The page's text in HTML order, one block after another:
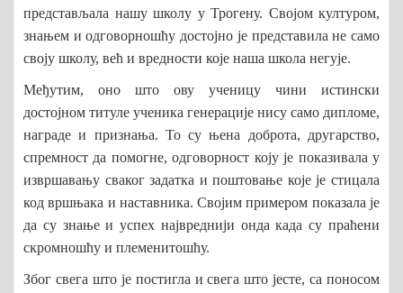
представљала нашу школу у Трогену. Својом културом,
знањем и одговорношћу достојно је представила не само
своју школу, већ и вредности које наша школа негује.
Међутим, оно што ову ученицу чини истински
достојном титуле ученика генерације нису само дипломе,
награде и признања. То су њена доброта, другарство,
спремност да помогне, одговорност коју је показивала у
извршавању сваког задатка и поштовање које је стицала
код вршњака и наставника. Својим примером показала је
да су знање и успех највреднији онда када су праћени
скромношћу и племенитошћу.
Због свега што је постигла и свега што јесте, са поносом